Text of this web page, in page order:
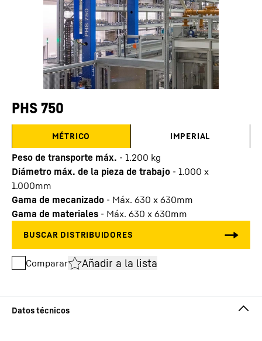
PHS 750
MÉTRICO IMPERIAL
Peso de transporte máx. - 1.200 kg
Diámetro máx. de la pieza de trabajo - 1.000 x
1.000mm
Gama de mecanizado - Máx. 630 x 630mm
Gama de materiales - Máx. 630 x 630mm
Comparar Añadir a la lista